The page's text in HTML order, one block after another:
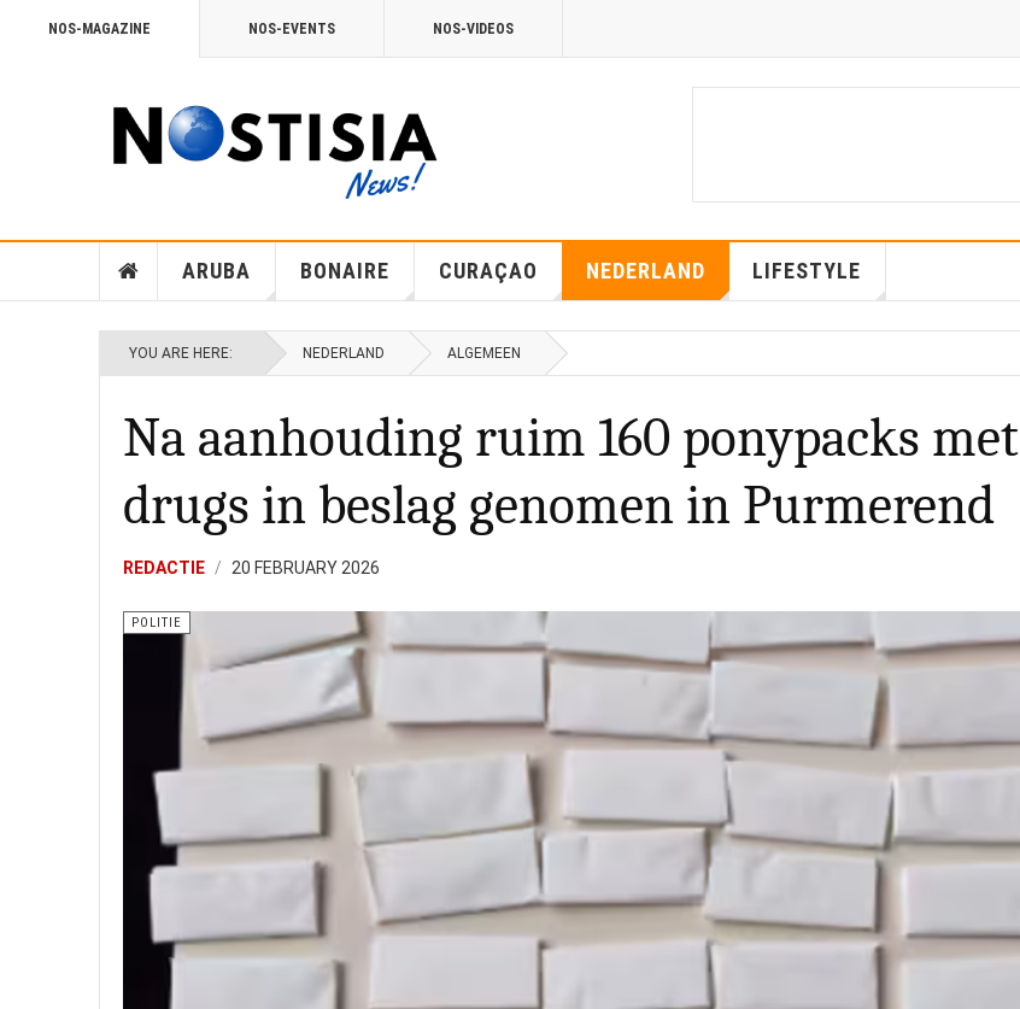
NOS-MAGAZINE NOS-EVENTS NOS-VIDEOS
ARUBA BONAIRE CURAÇAO NEDERLAND LIFESTYLE
YOU ARE HERE: NEDERLAND ALGEMEEN
Na aanhouding ruim 160 ponypacks met
drugs in beslag genomen in Purmerend
REDACTIE 20 FEBRUARY 2026
POLITIE